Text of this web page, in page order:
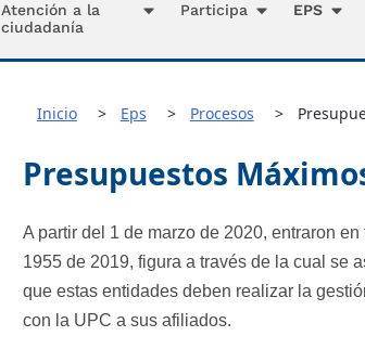
Atención a la
ciudadanía
Participa EPS
Inicio Eps Procesos
Presupuestos
A partir del 1 de marzo de 2020, entraron
1955 de 2019, figura a través de la cual se
que estas entidades deben realizar la
con la UPC a sus afiliados.